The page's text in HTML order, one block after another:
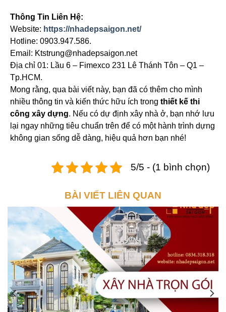
Thông Tin Liên Hệ:
Website: https://nhadepsaigon.net/
Hotline: 0903.947.586.
Email: Ktstrung@nhadepsaigon.net
Địa chỉ 01: Lầu 6 – Fimexco 231 Lê Thánh Tôn – Q1 –
Tp.HCM.
Mong rằng, qua bài viết này, bạn đã có thêm cho mình
nhiều thông tin và kiến thức hữu ích trong thiết kế thi
công xây dựng. Nếu có dự định xây nhà ở, bạn nhớ lưu
lại ngay những tiêu chuẩn trên để có một hành trình dựng
không gian sống dễ dàng, hiệu quả hơn bạn nhé!
5/5 - (1 bình chọn)
BÀI VIẾT LIÊN QUAN